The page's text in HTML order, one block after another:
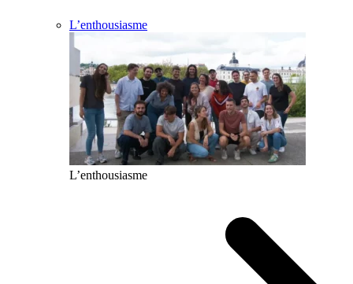
L’enthousiasme
L’enthousiasme